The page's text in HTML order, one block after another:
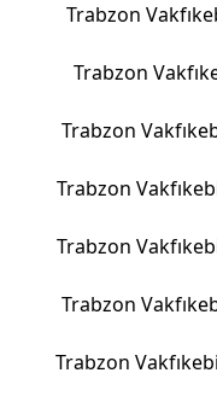
Trabzon
Trabzon
Trabzon
Trabzon
Trabzon
Trabzon
Trabzon